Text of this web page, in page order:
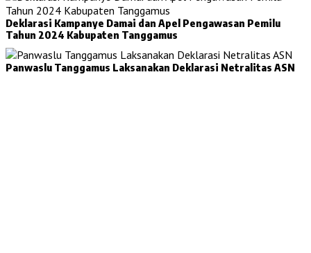
Deklarasi Kampanye Damai dan Apel Pengawasan Pemilu
Tahun 2024 Kabupaten Tanggamus
Panwaslu Tanggamus Laksanakan Deklarasi Netralitas ASN